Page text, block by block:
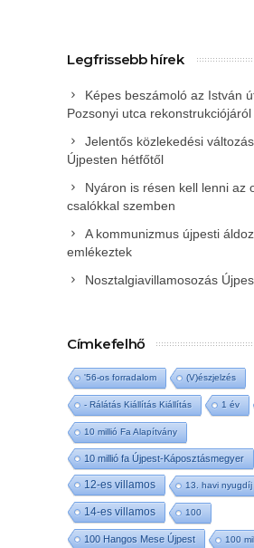
Legfrissebb hírek
Képes beszámoló az István
Pozsonyi utca rekonstrukciójáról
Jelentős közlekedési
Újpesten hétfőtől
Nyáron is résen kell lenni az
csalókkal szemben
A kommunizmus újpesti
emlékeztek
Nosztalgiavillamosozás
Címkefelhő
'56-os forradalom (V)észjelzés
- Rálátás Kiállítás Kiállítás 1 év
10 millió Fa Alapítvány
10 millió fa Újpest-Káposztásmegyer
12-es villamos 13. havi nyugdíj
14-es villamos 100
100 Hangos Mese Újpest 100